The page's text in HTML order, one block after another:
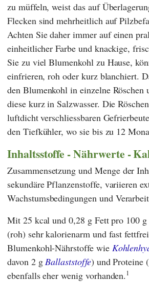
zu müffeln, weist das auf
Flecken sind mehrheitlich auf
Achten Sie daher immer auf einen
einheitlicher Farbe und knackige,
Sie zu viel Blumenkohl zu Hause,
einfrieren, roh oder kurz blanchiert.
den Blumenkohl in einzelne Röschen
diese kurz in Salzwasser. Die
luftdicht verschliessbaren
den Tiefkühler, wo sie bis zu 12
Inhaltsstoffe - Nährwerte -
Zusammensetzung und Menge der
sekundäre Pflanzenstoffe, variieren
Wachstumsbedingungen und
Mit 25 kcal und 0,28 g Fett pro 100
(roh) sehr kalorienarm und fast
Blumenkohl-Nährstoffe wie
davon 2 g Ballaststoffe) und Proteine
ebenfalls eher wenig vorhanden.1